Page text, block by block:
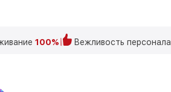
100% Вежливость персонала